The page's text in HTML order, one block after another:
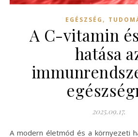
EGÉSZSÉG ,
A C-vitamin
hatása
2025.09.17.
A modern életmód és a környezeti hatások folyamatosan